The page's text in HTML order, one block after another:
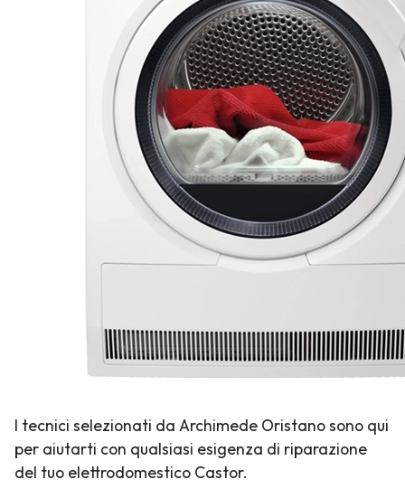
I tecnici selezionati da Archimede Oristano sono qui
per aiutarti con qualsiasi esigenza di riparazione
del tuo elettrodomestico Castor.